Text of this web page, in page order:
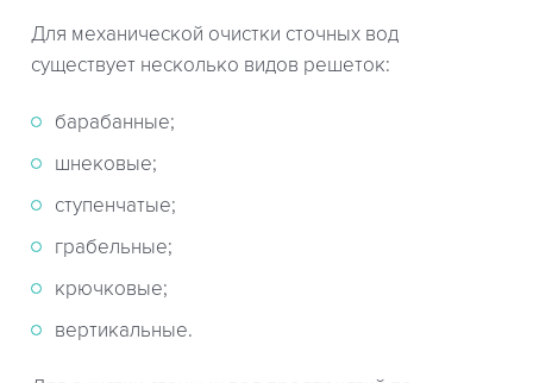
Для механической очистки сточных вод
существует несколько видов решеток:
барабанные;
шнековые;
ступенчатые;
грабельные;
крючковые;
вертикальные.